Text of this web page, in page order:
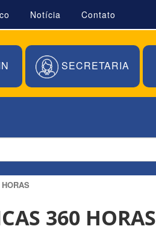
Notícia Contato
SECRETARIA
360 HORAS